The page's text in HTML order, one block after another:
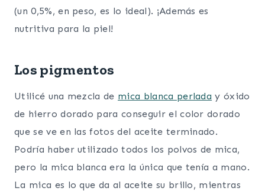
(un 0,5%, en peso, es lo ideal). ¡Además es
nutritiva para la piel!
Los pigmentos
Utilicé una mezcla de mica blanca perlada y óxido
de hierro dorado para conseguir el color dorado
que se ve en las fotos del aceite terminado.
Podría haber utilizado todos los polvos de mica,
pero la mica blanca era la única que tenía a mano.
La mica es lo que da al aceite su brillo, mientras